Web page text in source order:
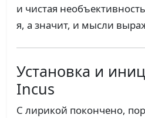
и чистая
я, а значит, и мысли
Установка и
Incus
С лирикой покончено,